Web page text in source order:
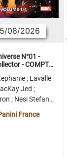
08/2026
N°01 -
- COMPTE
; Lavalle
Jed ;
; Nesi Stefano
France